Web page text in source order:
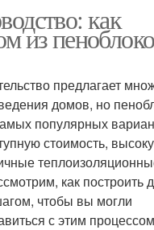
как
из
предлагает
домов, но
популярных
стоимость,
как построить
чтобы вы могли
с этим